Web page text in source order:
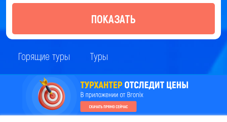
ПОКАЗАТЬ
Горящие туры Туры